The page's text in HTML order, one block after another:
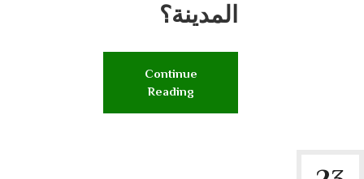
المدينة؟
Continue
Reading